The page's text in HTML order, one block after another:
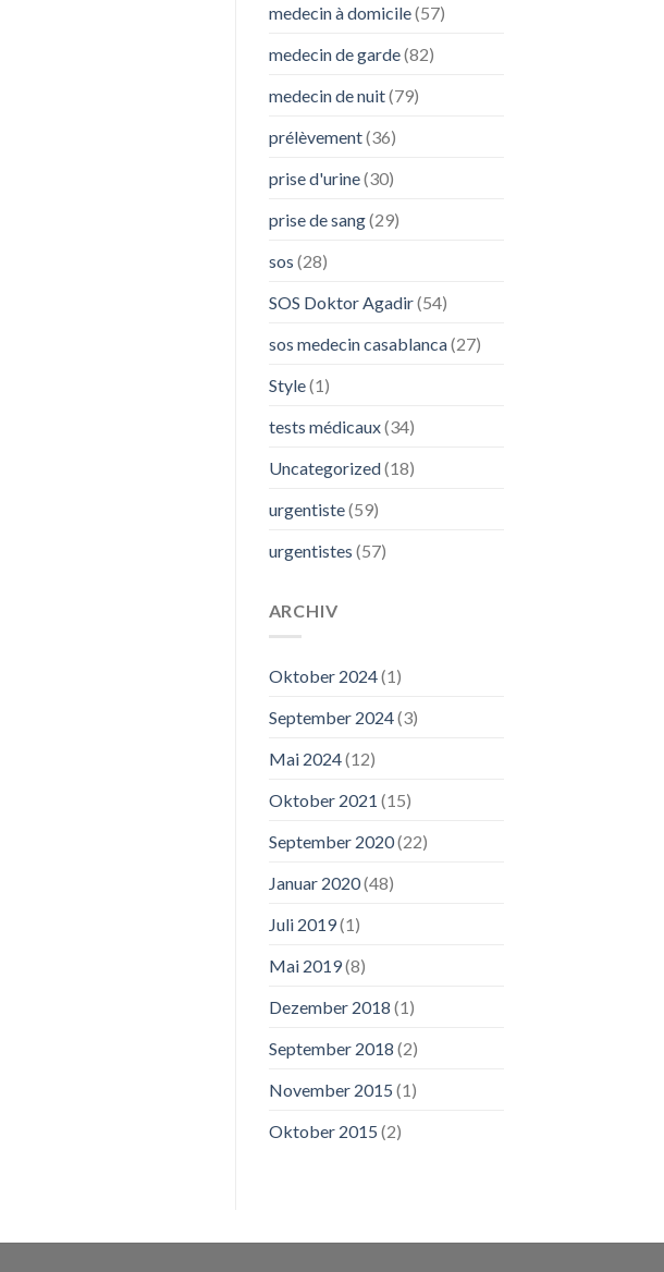
medecin à domicile(57)
medecin de garde(82)
medecin de nuit(79)
prélèvement(36)
prise d'urine(30)
prise de sang(29)
sos (28)
SOS Doktor Agadir(54)
sos medecin casablanca(27)
Style(1)
tests médicaux(34)
Uncategorized(18)
urgentiste(59)
urgentistes (57)
ARCHIV
Oktober 2024(1)
September 2024(3)
Mai 2024(12)
Oktober 2021 (15)
September 2020(22)
Januar 2020(48)
Juli 2019(1)
Mai 2019(8)
Dezember 2018 (1)
September 2018 (2)
November 2015 (1)
Oktober 2015 (2)